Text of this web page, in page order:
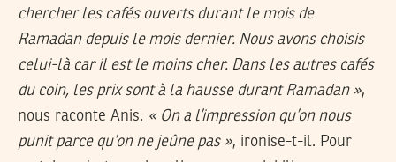
chercher les cafés ouverts durant le mois de
Ramadan depuis le mois dernier. Nous avons choisis
celui-là car il est le moins cher. Dans les autres cafés
du coin, les prix sont à la hausse durant Ramadan »,
nous raconte Anis. « On a l’impression qu’on nous
punit parce qu’on ne jeûne pas », ironise-t-il. Pour